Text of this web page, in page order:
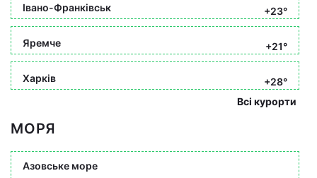
Івано-Франківськ +23°
Яремче +21°
Харків
+28°
Всі курорти
МОРЯ
Азовське море